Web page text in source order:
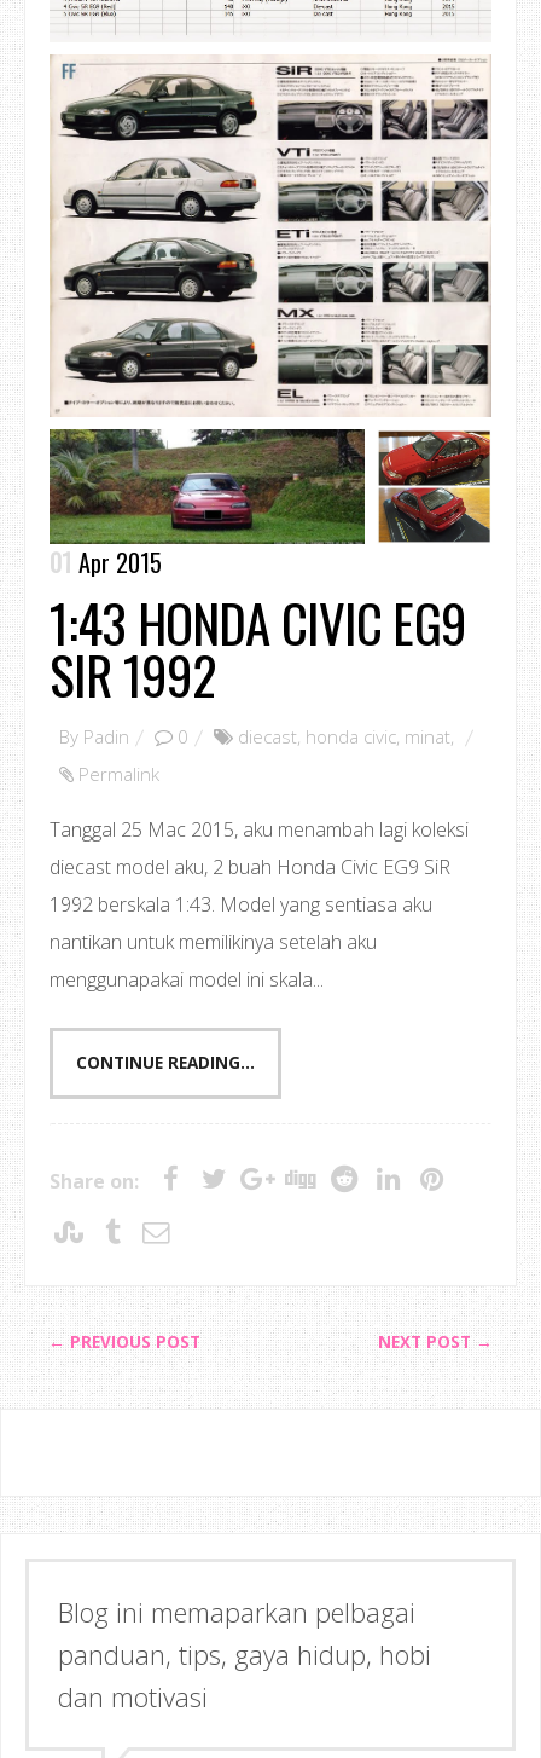
01 Apr 2015
1:43 HONDA CIVIC EG9
SIR 1992
By Padin 0 diecast, honda civic, minat,
Permalink
Tanggal 25 Mac 2015, aku menambah lagi koleksi
diecast model aku, 2 buah Honda Civic EG9 SiR
1992 berskala 1:43. Model yang sentiasa aku
nantikan untuk memilikinya setelah aku
menggunapakai model ini skala...
CONTINUE READING...
Share on:
← PREVIOUS POST NEXT POST →
Blog ini memaparkan pelbagai
panduan, tips, gaya hidup, hobi
dan motivasi